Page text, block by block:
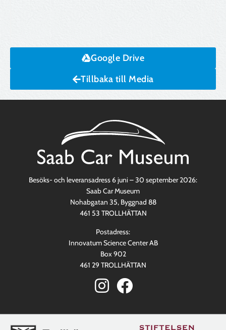
Google Drive
Tillbaka till Media
Besöks- och leveransadress 6 juni – 30 september 2026:
Saab Car Museum
Nohabgatan 35, Byggnad 88
461 53 TROLLHÄTTAN
Postadress:
Innovatum Science Center AB
Box 902
461 29 TROLLHÄTTAN